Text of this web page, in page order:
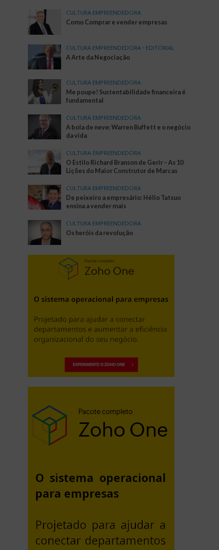
CULTURA EMPREENDEDORA
Como Comprar e vender empresas
CULTURA EMPREENDEDORA • EDITORIAL
A Arte da Negociação
CULTURA EMPREENDEDORA
Me poupe! Sustentabilidade financeira é
fundamental
CULTURA EMPREENDEDORA
A bola de neve: Warren Buffett e o negócio
da vida
CULTURA EMPREENDEDORA
O Estilo Richard Branson de Gerir – As 10
Lições do Maior Construtor de Marcas
CULTURA EMPREENDEDORA
De peixeiro a empresário: Hélio Tatsuo
ensina a vender mais
CULTURA EMPREENDEDORA
Os heróis da revolução